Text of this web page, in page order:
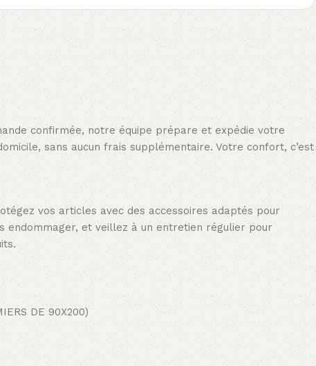
confirmée, notre équipe prépare et expédie votre
sans aucun frais supplémentaire. Votre confort, c’est
vos articles avec des accessoires adaptés pour
endommager, et veillez à un entretien régulier pour
DE 90X200)